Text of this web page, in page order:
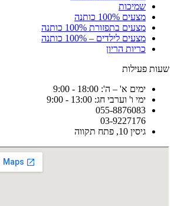
שמיכות
מצעים 100% כותנה
מצעים בתפזורת 100% כותנה
מצעים לילדים – 100% כותנה
כריות הריון
שעות פעילות
ימים א' – ה': 18:00 - 9:00
ימי ו' וערבי חג: 13:00 - 9:00
055-8876083
03-9227176
גיסין 10, פתח תקווה